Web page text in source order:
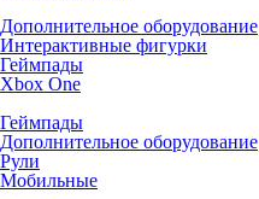
Дополнительное оборудование
Интерактивные фигурки
Геймпады
Xbox One
Геймпады
Дополнительное оборудование
Рули
Мобильные